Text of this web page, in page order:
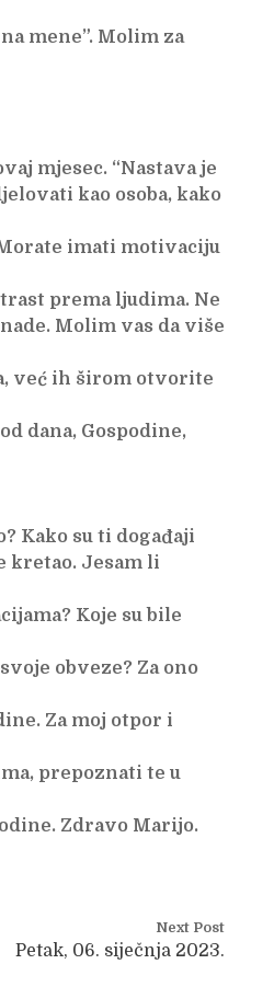
mene”. Molim za
mjesec. “Nastava je
kao osoba, kako
imati motivaciju
prema ljudima. Ne
Molim vas da više
već ih širom otvorite
dana, Gospodine,
Kako su ti događaji
kretao. Jesam li
Koje su bile
obveze? Za ono
Za moj otpor i
prepoznati te u
Zdravo Marijo.
Next Post
Petak, 06. siječnja 2023.